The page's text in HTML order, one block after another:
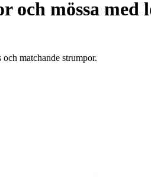
och mössa
matchande strumpor.